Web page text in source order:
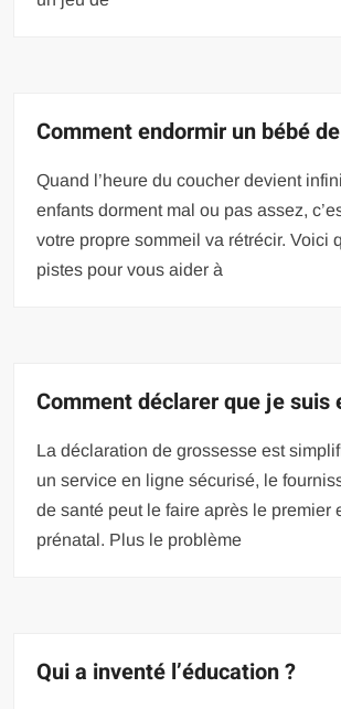
Comment endormir un bébé
Quand l’heure du coucher devient
enfants dorment mal ou pas assez,
votre propre sommeil va rétrécir. Voici
pistes pour vous aider à
Comment déclarer que je suis
La déclaration de grossesse est
un service en ligne sécurisé, le
de santé peut le faire après le premier
prénatal. Plus le problème
Qui a inventé l’éducation ?